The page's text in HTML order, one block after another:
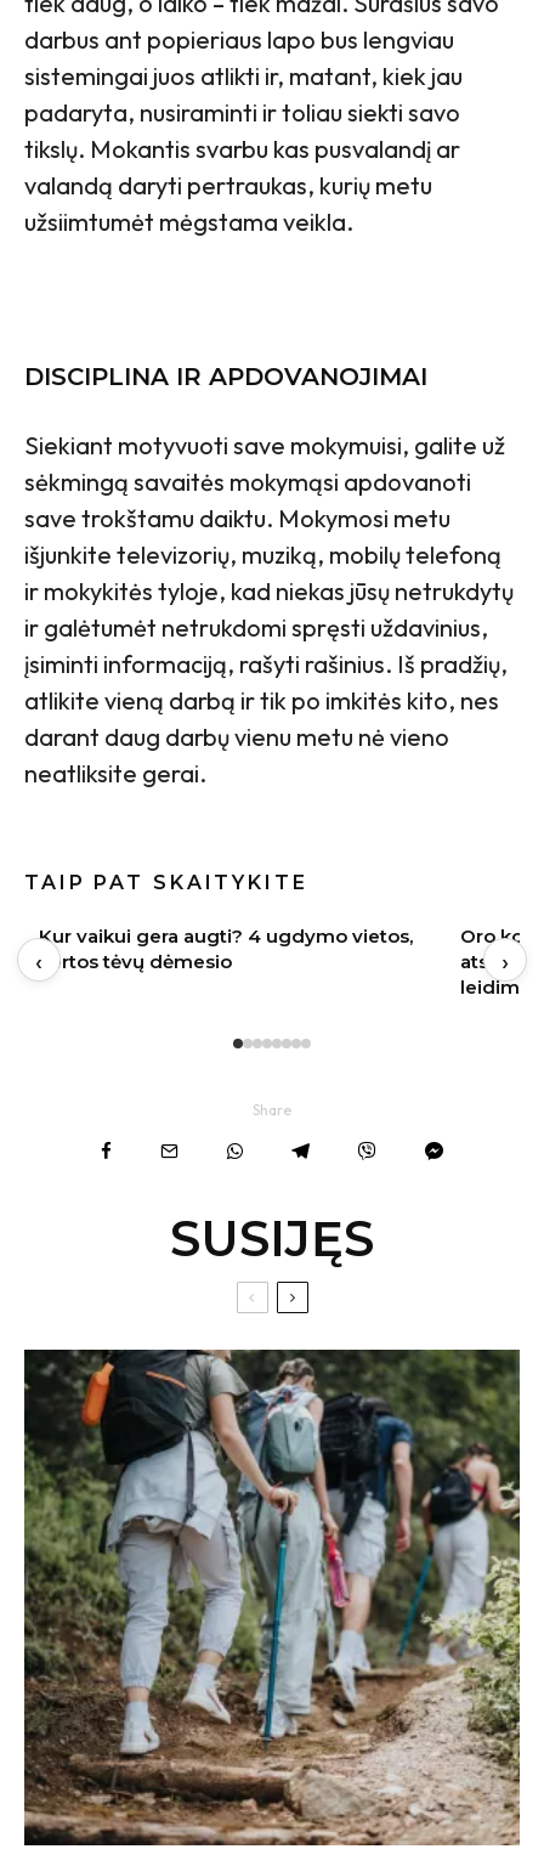
darbus ant popieriaus lapo bus lengviau
sistemingai juos atlikti ir, matant, kiek jau
padaryta, nusiraminti ir toliau siekti savo
tikslų. Mokantis svarbu kas pusvalandį ar
valandą daryti pertraukas, kurių metu
užsiimtumėt mėgstama veikla.
DISCIPLINA IR APDOVANOJIMAI
Siekiant motyvuoti save mokymuisi, galite už
sėkmingą savaitės mokymąsi apdovanoti
save trokštamu daiktu. Mokymosi metu
išjunkite televizorių, muziką, mobilų telefoną
ir mokykitės tyloje, kad niekas jūsų netrukdytų
ir galėtumėt netrukdomi spręsti uždavinius,
įsiminti informaciją, rašyti rašinius. Iš pradžių,
atlikite vieną darbą ir tik po imkitės kito, nes
darant daug darbų vienu metu nė vieno
neatliksite gerai.
TAIP PAT SKAITYKITE
Oro kondicionierius bute: ekspertas
atskleidė, kur jį įrengti – nereikės nei
leidimo, nei kaimynų sutikimo
‹ ›
Share
SUSIJĘS